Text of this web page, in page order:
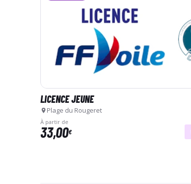
LICENCE JEUNE
Plage du Rougeret
À partir de
33,00€